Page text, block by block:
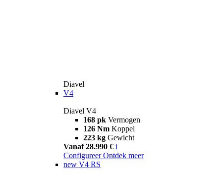
Diavel
V4
Diavel V4
168 pk Vermogen
126 Nm Koppel
223 kg Gewicht
Vanaf 28.990 € i
Configureer Ontdek meer
new V4 RS